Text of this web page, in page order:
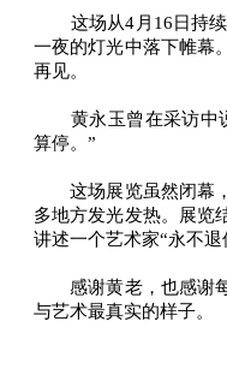
这场从4月16日持续
一夜的灯光中落下帷幕
再见。
黄永玉曾在采访中说
算停。”
这场展览虽然闭幕，
多地方发光发热。展览
讲述一个艺术家“永不退
感谢黄老，也感谢每
与艺术最真实的样子。